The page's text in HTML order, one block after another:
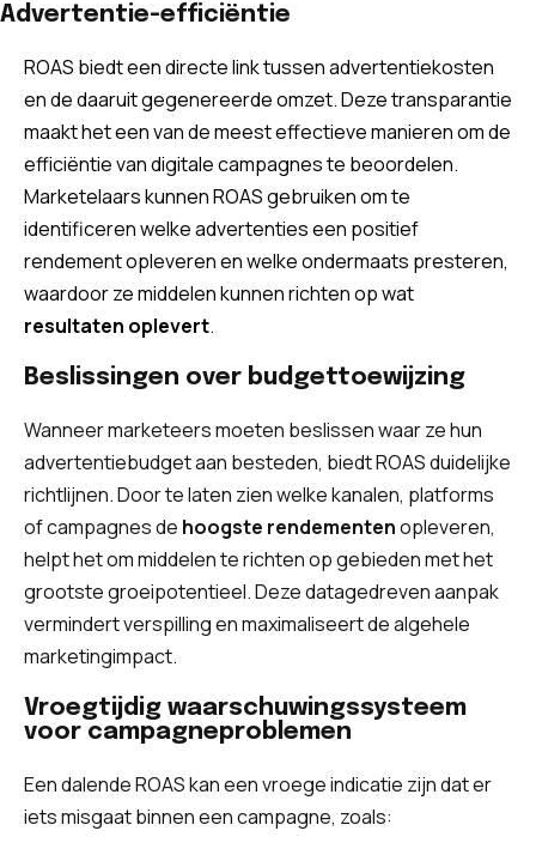
Advertentie-efficiëntie
ROAS biedt een directe link tussen advertentiekosten
en de daaruit gegenereerde omzet. Deze transparantie
maakt het een van de meest effectieve manieren om de
efficiëntie van digitale campagnes te beoordelen.
Marketelaars kunnen ROAS gebruiken om te
identificeren welke advertenties een positief
rendement opleveren en welke ondermaats presteren,
waardoor ze middelen kunnen richten op wat
resultaten oplevert.
Beslissingen over budgettoewijzing
Wanneer marketeers moeten beslissen waar ze hun
advertentiebudget aan besteden, biedt ROAS duidelijke
richtlijnen. Door te laten zien welke kanalen, platforms
of campagnes de hoogste rendementenopleveren,
helpt het om middelen te richten op gebieden met het
grootste groeipotentieel. Deze datagedreven aanpak
vermindert verspilling en maximaliseert de algehele
marketingimpact.
Vroegtijdig waarschuwingssysteem
voor campagneproblemen
Een dalende ROAS kan een vroege indicatie zijn dat er
iets misgaat binnen een campagne, zoals: